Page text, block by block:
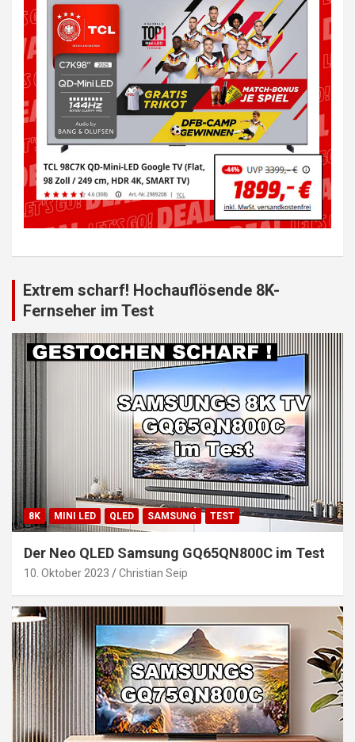
Extrem scharf! Hochauflösende 8K-
Fernseher im Test
8K MINI LED QLED SAMSUNG TEST
Der Neo QLED Samsung GQ65QN800C im Test
10. Oktober 2023 Christian Seip